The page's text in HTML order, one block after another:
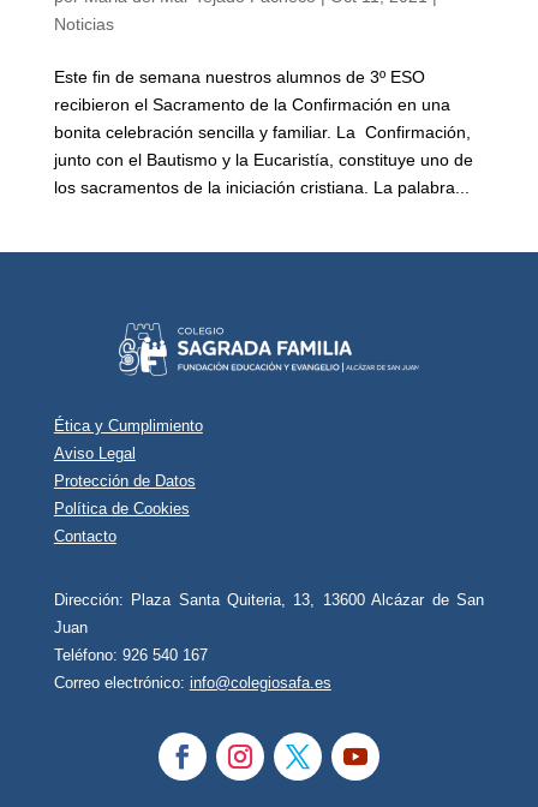
Noticias
Este fin de semana nuestros alumnos de 3º ESO
recibieron el Sacramento de la Confirmación en una
bonita celebración sencilla y familiar. La Confirmación,
junto con el Bautismo y la Eucaristía, constituye uno de
los sacramentos de la iniciación cristiana. La palabra...
Ética y Cumplimiento
Aviso Legal
Protección de Datos
Política de Cookies
Contacto
Dirección: Plaza Santa Quiteria, 13, 13600 Alcázar de San
Juan
Teléfono: 926 540 167
Correo electrónico: info@colegiosafa.es